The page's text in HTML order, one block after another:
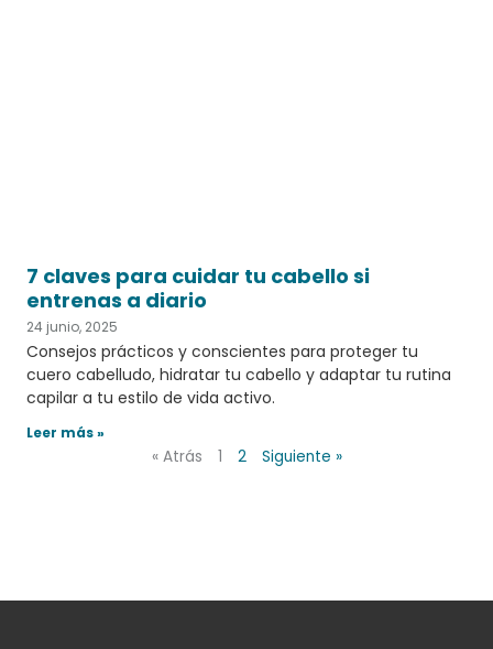
7 claves para cuidar tu cabello si
entrenas a diario
24 junio, 2025
Consejos prácticos y conscientes para proteger tu
cuero cabelludo, hidratar tu cabello y adaptar tu rutina
capilar a tu estilo de vida activo.
Leer más »
« Atrás 1 2 Siguiente »